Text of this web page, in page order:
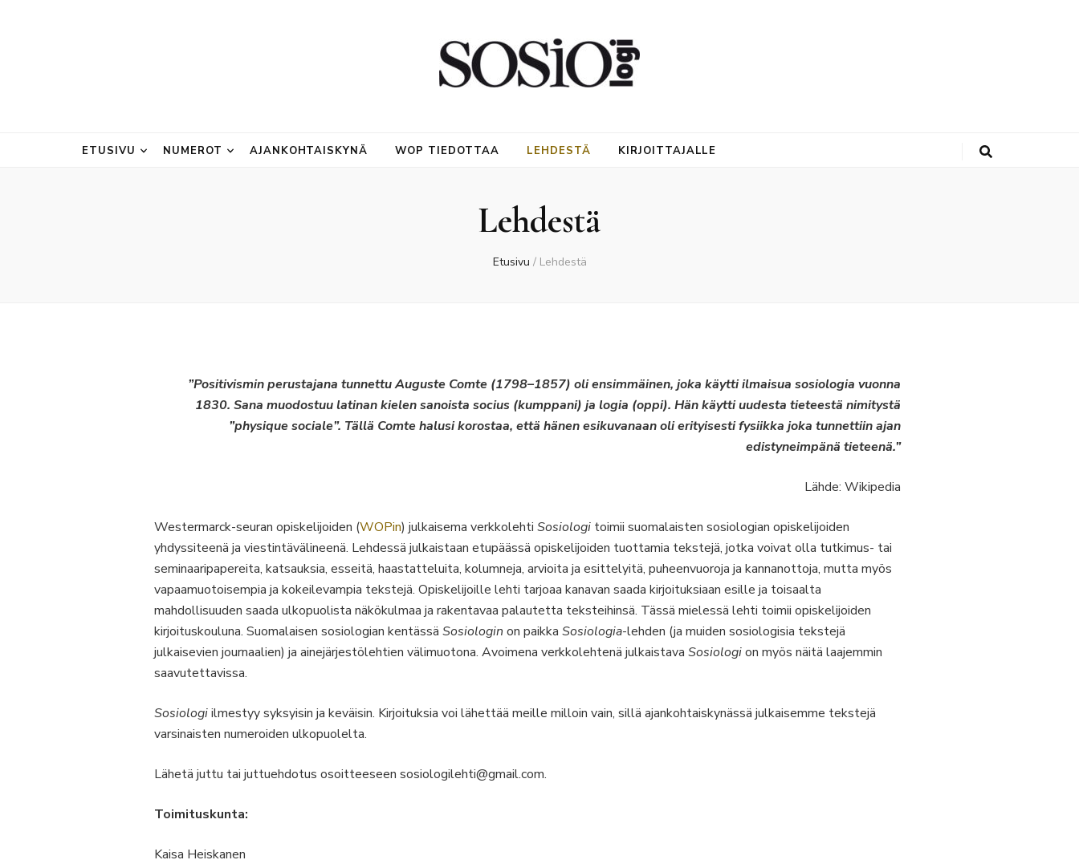
ETUSIVU NUMEROT AJANKOHTAISKYNÄ WOP TIEDOTTAA LEHDESTÄ KIRJOITTAJALLE
Lehdestä
Etusivu / Lehdestä
”Positivismin perustajana tunnettu Auguste Comte (1798–1857) oli ensimmäinen, joka käytti ilmaisua sosiologia vuonna
1830. Sana muodostuu latinan kielen sanoista socius (kumppani) ja logia (oppi). Hän käytti uudesta tieteestä nimitystä
”physique sociale”. Tällä Comte halusi korostaa, että hänen esikuvanaan oli erityisesti fysiikka joka tunnettiin ajan
edistyneimpänä tieteenä.”
Lähde: Wikipedia
Westermarck-seuran opiskelijoiden (WOPin) julkaisema verkkolehti Sosiologi toimii suomalaisten sosiologian opiskelijoiden
yhdyssiteenä ja viestintävälineenä. Lehdessä julkaistaan etupäässä opiskelijoiden tuottamia tekstejä, jotka voivat olla tutkimus- tai
seminaaripapereita, katsauksia, esseitä, haastatteluita, kolumneja, arvioita ja esittelyitä, puheenvuoroja ja kannanottoja, mutta myös
vapaamuotoisempia ja kokeilevampia tekstejä. Opiskelijoille lehti tarjoaa kanavan saada kirjoituksiaan esille ja toisaalta
mahdollisuuden saada ulkopuolista näkökulmaa ja rakentavaa palautetta teksteihinsä. Tässä mielessä lehti toimii opiskelijoiden
kirjoituskouluna. Suomalaisen sosiologian kentässä Sosiologin on paikka Sosiologia-lehden (ja muiden sosiologisia tekstejä
julkaisevien journaalien) ja ainejärjestölehtien välimuotona. Avoimena verkkolehtenä julkaistava Sosiologion myös näitä laajemmin
saavutettavissa.
Sosiologiilmestyy syksyisin ja keväisin. Kirjoituksia voi lähettää meille milloin vain, sillä ajankohtaiskynässä julkaisemme tekstejä
varsinaisten numeroiden ulkopuolelta.
Lähetä juttu tai juttuehdotus osoitteeseen sosiologilehti@gmail.com.
Toimituskunta:
Kaisa Heiskanen